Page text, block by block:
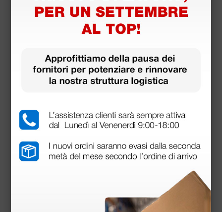
(Prezzo i.e.)